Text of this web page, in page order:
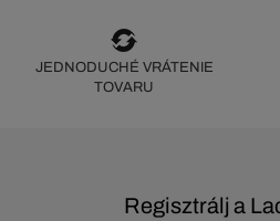
JEDNODUCHÉ VRÁTENIE
TOVARU
Regisztrálj a